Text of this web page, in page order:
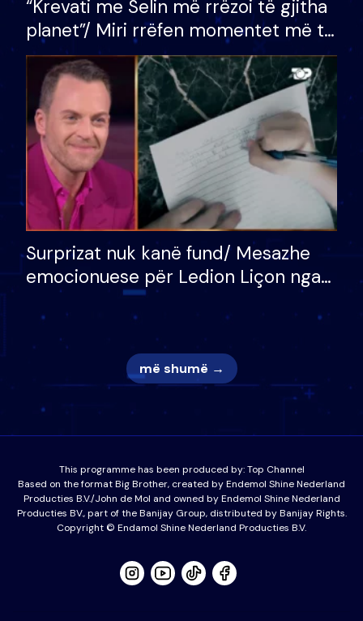
“Krevati me Selin më rrëzoi të gjitha
planet”/ Miri rrëfen momentet më të
bukura në shtëpinë e BB VIP: Do më
mungojë zilja e mëngjesit kur…
Surprizat nuk kanë fund/ Mesazhe
emocionuese për Ledion Liçon nga
nëna dhe fëmijët e tij, moderatori
nuk i mban dot lotët: Nuk meritoj…
më shumë →
This programme has been produced by:Top Channel
Based on the format Big Brother, created by Endemol Shine Nederland
Producties B.V./John de Mol and owned by Endemol Shine Nederland
Producties BV., part of the Banijay Group, distributed by Banijay Rights.
Copyright © Endamol Shine Nederland Producties B.V.